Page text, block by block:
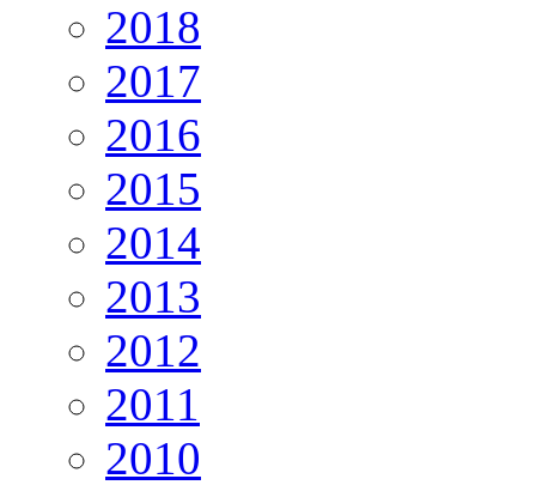
2018
2017
2016
2015
2014
2013
2012
2011
2010